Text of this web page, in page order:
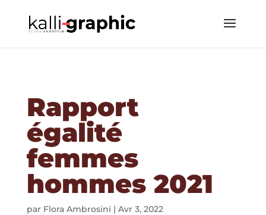
Rapport
égalité
femmes
hommes 2021
par Flora Ambrosini | Avr 3, 2022